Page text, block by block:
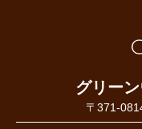
グリー
〒371-